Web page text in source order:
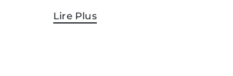
Lire Plus